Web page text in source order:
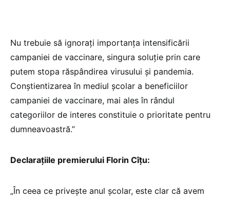
Nu trebuie să ignorați importanța intensificării
campaniei de vaccinare, singura soluție prin care
putem stopa răspândirea virusului și pandemia.
Conștientizarea în mediul școlar a beneficiilor
campaniei de vaccinare, mai ales în rândul
categoriilor de interes constituie o prioritate pentru
dumneavoastră.”
Declarațiile premierului Florin Cîțu:
„În ceea ce priveşte anul şcolar, este clar că avem